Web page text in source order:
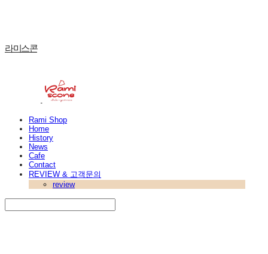
라미스콘
Rami Shop
Home
History
News
Cafe
Contact
REVIEW & 고객문의
review